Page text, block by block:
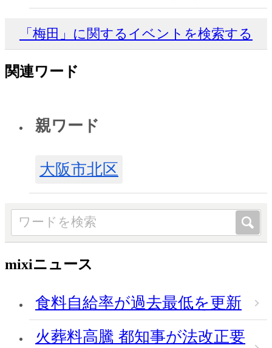
「梅田」に関するイベントを検索する
関連ワード
親ワード
大阪市北区
mixiニュース
食料自給率が過去最低を更新
火葬料高騰 都知事が法改正要